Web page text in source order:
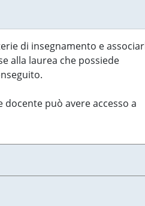
di insegnamento e
alla laurea che possiede
può avere accesso a